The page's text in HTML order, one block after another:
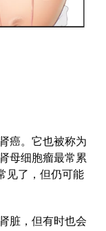
癌。它也被称为
母细胞瘤最常累
见了，但仍可能
脏，但有时也会